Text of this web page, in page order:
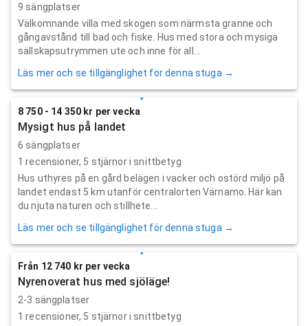
9 sängplatser
Välkomnande villa med skogen som närmsta granne och
gångavstånd till bad och fiske. Hus med stora och mysiga
sällskapsutrymmen ute och inne för all...
Läs mer och se tillgänglighet för denna stuga →
8 750 - 14 350 kr per vecka
Mysigt hus på landet
6 sängplatser
1 recensioner, 5 stjärnor i snittbetyg
Hus uthyres på en gård belägen i vacker och ostörd miljö på
landet endast 5 km utanför centralorten Värnamo. Här kan
du njuta naturen och stillhete...
Läs mer och se tillgänglighet för denna stuga →
Från 12 740 kr per vecka
Nyrenoverat hus med sjöläge!
2-3 sängplatser
1 recensioner, 5 stjärnor i snittbetyg